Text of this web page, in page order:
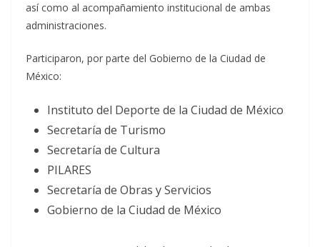
así como al acompañamiento institucional de ambas
administraciones.
Participaron, por parte del Gobierno de la Ciudad de
México:
Instituto del Deporte de la Ciudad de México
Secretaría de Turismo
Secretaría de Cultura
PILARES
Secretaría de Obras y Servicios
Gobierno de la Ciudad de México